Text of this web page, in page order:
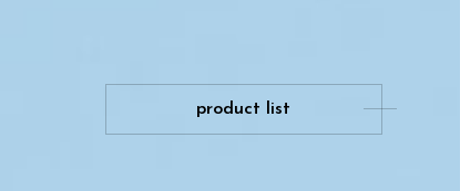
product list